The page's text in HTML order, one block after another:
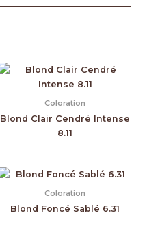
Coloration
Blond Clair Cendré Intense
8.11
Coloration
Blond Foncé Sablé 6.31